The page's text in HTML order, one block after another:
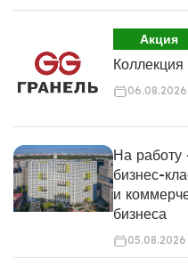
Акция
06.08.2026
На
бизнес-
и
бизнеса
05.08.2026